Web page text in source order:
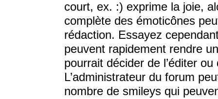
court, ex. :) exprime la joie,
complète des émoticônes
rédaction. Essayez
peuvent rapidement rendre
pourrait décider de l’éditer
L’administrateur du forum
nombre de smileys qui